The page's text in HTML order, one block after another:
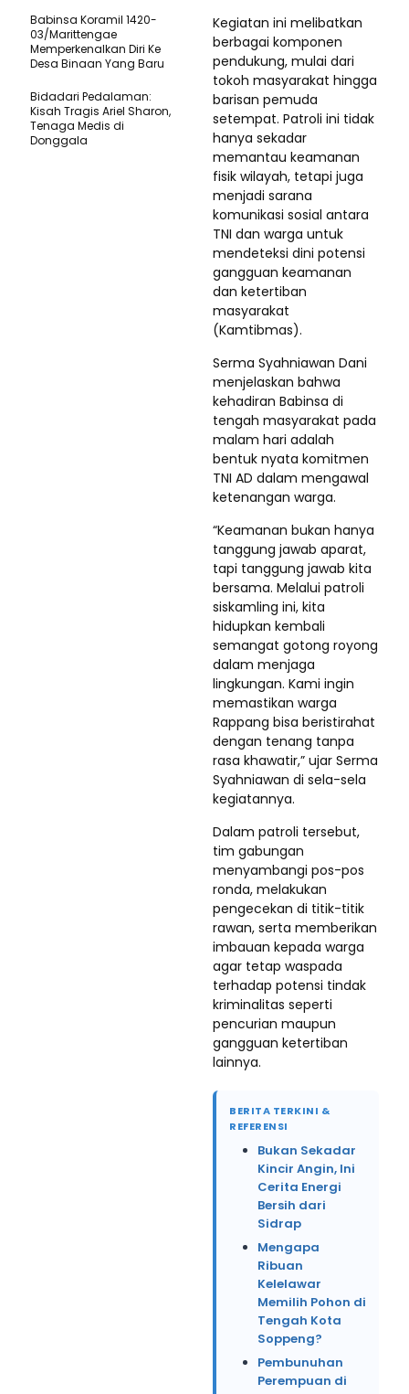
Kegiatan ini melibatkan
berbagai komponen
pendukung, mulai dari
tokoh masyarakat hingga
barisan pemuda
setempat. Patroli ini tidak
hanya sekadar
memantau keamanan
fisik wilayah, tetapi juga
menjadi sarana
komunikasi sosial antara
TNI dan warga untuk
mendeteksi dini potensi
gangguan keamanan
dan ketertiban
masyarakat
(Kamtibmas).
Serma Syahniawan Dani
menjelaskan bahwa
kehadiran Babinsa di
tengah masyarakat pada
malam hari adalah
bentuk nyata komitmen
TNI AD dalam mengawal
ketenangan warga.
“Keamanan bukan hanya
tanggung jawab aparat,
tapi tanggung jawab kita
bersama. Melalui patroli
siskamling ini, kita
hidupkan kembali
semangat gotong royong
dalam menjaga
lingkungan. Kami ingin
memastikan warga
Rappang bisa beristirahat
dengan tenang tanpa
rasa khawatir,” ujar Serma
Syahniawan di sela-sela
kegiatannya.
Dalam patroli tersebut,
tim gabungan
menyambangi pos-pos
ronda, melakukan
pengecekan di titik-titik
rawan, serta memberikan
imbauan kepada warga
agar tetap waspada
terhadap potensi tindak
kriminalitas seperti
pencurian maupun
gangguan ketertiban
lainnya.
BERITA TERKINI &
REFERENSI
Bukan Sekadar
Kincir Angin, Ini
Cerita Energi
Bersih dari
Sidrap
Mengapa
Ribuan
Kelelawar
Memilih Pohon di
Tengah Kota
Soppeng?
Pembunuhan
Perempuan di
Babinsa Koramil 1420-
03/Marittengae
Memperkenalkan Diri Ke
Desa Binaan Yang Baru
Bidadari Pedalaman:
Kisah Tragis Ariel Sharon,
Tenaga Medis di
Donggala